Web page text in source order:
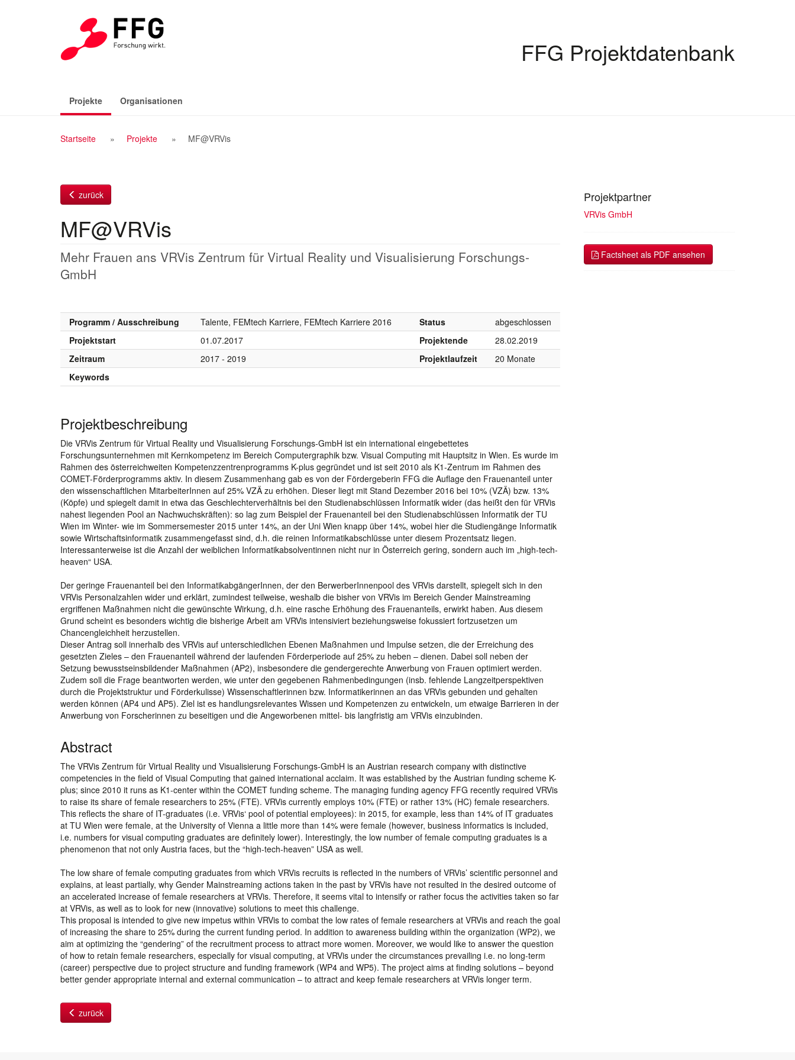
FFG Projektdatenbank
Projekte(aktiv)Organisationen
Breadcrumb
Startseite Projekte MF@VRVis
zurück
MF@VRVis
Mehr Frauen ans VRVis Zentrum für Virtual Reality und Visualisierung Forschungs-
GmbH
Programm / Ausschreibung Talente, FEMtech Karriere, FEMtech Karriere 2016 Status
abgeschlossen
Projektstart
01.07.2017 Projektende
28.02.2019
Zeitraum
2017 - 2019 Projektlaufzeit
20 Monate
Keywords
Projektbeschreibung
Die VRVis Zentrum für Virtual Reality und Visualisierung Forschungs-GmbH ist ein international eingebettetes
Forschungsunternehmen mit Kernkompetenz im Bereich Computergraphik bzw. Visual Computing mit Hauptsitz in Wien. Es wurde im
Rahmen des österreichweiten Kompetenzzentrenprogramms K-plus gegründet und ist seit 2010 als K1-Zentrum im Rahmen des
COMET-Förderprogramms aktiv. In diesem Zusammenhang gab es von der Fördergeberin FFG die Auflage den Frauenanteil unter
den wissenschaftlichen MitarbeiterInnen auf 25% VZÄ zu erhöhen. Dieser liegt mit Stand Dezember 2016 bei 10% (VZÄ) bzw. 13%
(Köpfe) und spiegelt damit in etwa das Geschlechterverhältnis bei den Studienabschlüssen Informatik wider (das heißt den für VRVis
nahest liegenden Pool an Nachwuchskräften): so lag zum Beispiel der Frauenanteil bei den Studienabschlüssen Informatik der TU
Wien im Winter- wie im Sommersemester 2015 unter 14%, an der Uni Wien knapp über 14%, wobei hier die Studiengänge Informatik
sowie Wirtschaftsinformatik zusammengefasst sind, d.h. die reinen Informatikabschlüsse unter diesem Prozentsatz liegen.
Interessanterweise ist die Anzahl der weiblichen Informatikabsolventinnen nicht nur in Österreich gering, sondern auch im „high-tech-
heaven“ USA.
Der geringe Frauenanteil bei den InformatikabgängerInnen, der den BerwerberInnenpool des VRVis darstellt, spiegelt sich in den
VRVis Personalzahlen wider und erklärt, zumindest teilweise, weshalb die bisher von VRVis im Bereich Gender Mainstreaming
ergriffenen Maßnahmen nicht die gewünschte Wirkung, d.h. eine rasche Erhöhung des Frauenanteils, erwirkt haben. Aus diesem
Grund scheint es besonders wichtig die bisherige Arbeit am VRVis intensiviert beziehungsweise fokussiert fortzusetzen um
Chancengleichheit herzustellen.
Dieser Antrag soll innerhalb des VRVis auf unterschiedlichen Ebenen Maßnahmen und Impulse setzen, die der Erreichung des
gesetzten Zieles – den Frauenanteil während der laufenden Förderperiode auf 25% zu heben – dienen. Dabei soll neben der
Setzung bewusstseinsbildender Maßnahmen (AP2), insbesondere die gendergerechte Anwerbung von Frauen optimiert werden.
Zudem soll die Frage beantworten werden, wie unter den gegebenen Rahmenbedingungen (insb. fehlende Langzeitperspektiven
durch die Projektstruktur und Förderkulisse) Wissenschaftlerinnen bzw. Informatikerinnen an das VRVis gebunden und gehalten
werden können (AP4 und AP5). Ziel ist es handlungsrelevantes Wissen und Kompetenzen zu entwickeln, um etwaige Barrieren in der
Anwerbung von Forscherinnen zu beseitigen und die Angeworbenen mittel- bis langfristig am VRVis einzubinden.
Abstract
The VRVis Zentrum für Virtual Reality und Visualisierung Forschungs-GmbH is an Austrian research company with distinctive
competencies in the field of Visual Computing that gained international acclaim. It was established by the Austrian funding scheme K-
plus; since 2010 it runs as K1-center within the COMET funding scheme. The managing funding agency FFG recently required VRVis
to raise its share of female researchers to 25% (FTE). VRVis currently employs 10% (FTE) or rather 13% (HC) female researchers.
This reflects the share of IT-graduates (i.e. VRVis‘ pool of potential employees): in 2015, for example, less than 14% of IT graduates
at TU Wien were female, at the University of Vienna a little more than 14% were female (however, business informatics is included,
i.e. numbers for visual computing graduates are definitely lower). Interestingly, the low number of female computing graduates is a
phenomenon that not only Austria faces, but the “high-tech-heaven” USA as well.
The low share of female computing graduates from which VRVis recruits is reflected in the numbers of VRVis’ scientific personnel and
explains, at least partially, why Gender Mainstreaming actions taken in the past by VRVis have not resulted in the desired outcome of
an accelerated increase of female researchers at VRVis. Therefore, it seems vital to intensify or rather focus the activities taken so far
at VRVis, as well as to look for new (innovative) solutions to meet this challenge.
This proposal is intended to give new impetus within VRVis to combat the low rates of female researchers at VRVis and reach the goal
of increasing the share to 25% during the current funding period. In addition to awareness building within the organization (WP2), we
aim at optimizing the “gendering” of the recruitment process to attract more women. Moreover, we would like to answer the question
of how to retain female researchers, especially for visual computing, at VRVis under the circumstances prevailing i.e. no long-term
(career) perspective due to project structure and funding framework (WP4 and WP5). The project aims at finding solutions – beyond
better gender appropriate internal and external communication – to attract and keep female researchers at VRVis longer term.
zurück
Projektpartner
VRVis GmbH
Factsheet als PDF ansehen